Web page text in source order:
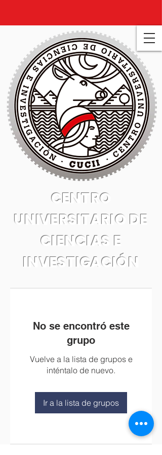
CENTRO
UNIVERSITARIO DE
CIENCIAS E
INVESTIGACIÓN
No se encontró este
grupo
Vuelve a la lista de grupos e
inténtalo de nuevo.
Ir a la lista de grupos